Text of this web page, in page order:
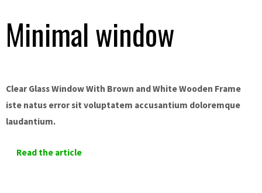
Minimal window
Clear Glass Window With Brown and White Wooden Frame
iste natus error sit voluptatem accusantium doloremque
laudantium.
Read the article